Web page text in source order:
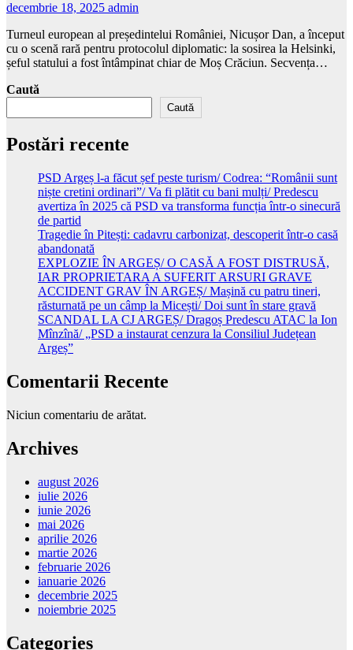
decembrie 18, 2025 admin
Turneul european al președintelui României, Nicușor Dan, a început
cu o scenă rară pentru protocolul diplomatic: la sosirea la Helsinki,
șeful statului a fost întâmpinat chiar de Moș Crăciun. Secvența…
Caută
Caută
Postări recente
PSD Argeș l-a făcut șef peste turism/ Codrea: “Românii sunt
niște cretini ordinari”/ Va fi plătit cu bani mulți/ Predescu
avertiza în 2025 că PSD va transforma funcția într-o sinecură
de partid
Tragedie în Pitești: cadavru carbonizat, descoperit într-o casă
abandonată
EXPLOZIE ÎN ARGEȘ/ O CASĂ A FOST DISTRUSĂ,
IAR PROPRIETARA A SUFERIT ARSURI GRAVE
ACCIDENT GRAV ÎN ARGEȘ/ Mașină cu patru tineri,
răsturnată pe un câmp la Micești/ Doi sunt în stare gravă
SCANDAL LA CJ ARGEȘ/ Dragoș Predescu ATAC la Ion
Mînzînă/ „PSD a instaurat cenzura la Consiliul Județean
Argeș”
Comentarii Recente
Niciun comentariu de arătat.
Archives
august 2026
iulie 2026
iunie 2026
mai 2026
aprilie 2026
martie 2026
februarie 2026
ianuarie 2026
decembrie 2025
noiembrie 2025
Categories